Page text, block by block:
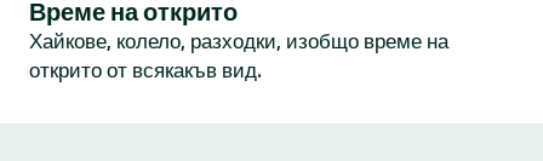
Време на открито
Хайкове, колело, разходки, изобщо време на
открито от всякакъв вид.